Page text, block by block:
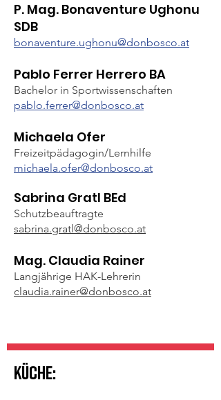
P. Mag. Bonaventure Ughonu
SDB
bonaventure.ughonu@donbosco.at
Pablo Ferrer Herrero BA
Bachelor in Sportwissenschaften
pablo.ferrer@donbosco.at
Michaela Ofer
Freizeitpädagogin/Lernhilfe
michaela.ofer@donbosco.at
Sabrina Gratl BEd
Schutzbeauftragte
sabrina.gratl@donbosco.at
Mag. Claudia Rainer
Langjährige HAK-Lehrerin
claudia.rainer@donbosco.at
Küche:​